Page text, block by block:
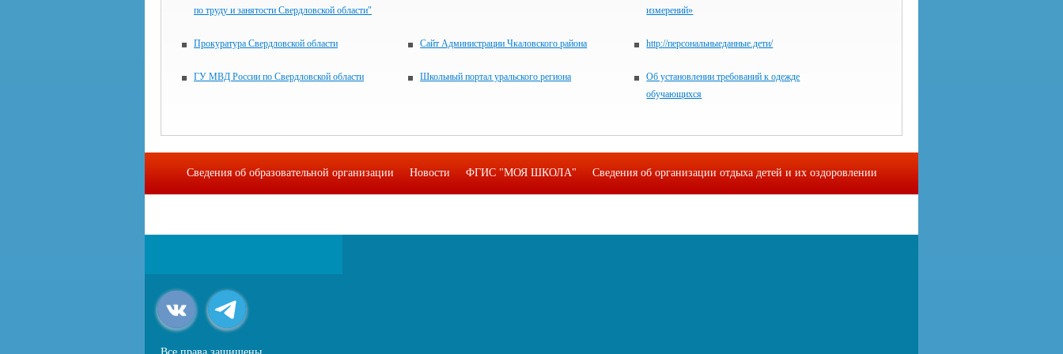
по труду и занятости Свердловской области" измерений»
Прокуратура Свердловской области Сайт Администрации Чкаловского района http://персональныеданные.дети/
ГУ МВД России по Свердловской области Школьный портал уральского региона
Об установлении требований к одежде
обучающихся
Сведения об образовательной организации Новости ФГИС "МОЯ ШКОЛА" Сведения об организации отдыха детей и их оздоровлении